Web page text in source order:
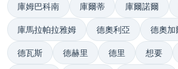
庫姆巴科南 庫爾蒂 庫爾諾爾
庫馬拉帕拉雅姆 德奧利亞 德奧加
德瓦斯 德赫里 德里 想要